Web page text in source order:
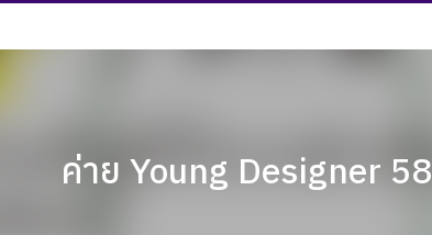
ค่าย Young Designer 58